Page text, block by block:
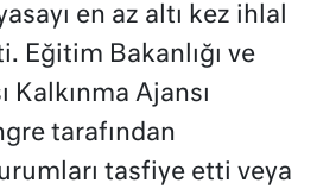
en az altı kez ihlal
Eğitim Bakanlığı ve
Kalkınma Ajansı
tarafından
tasfiye etti veya